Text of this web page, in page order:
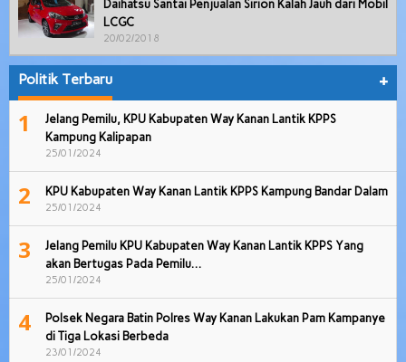
Daihatsu Santai Penjualan Sirion Kalah Jauh dari Mobil
LCGC
20/02/2018
Politik Terbaru +
1
Jelang Pemilu, KPU Kabupaten Way Kanan Lantik KPPS
Kampung Kalipapan
25/01/2024
2 KPU Kabupaten Way Kanan Lantik KPPS Kampung Bandar Dalam
25/01/2024
3
Jelang Pemilu KPU Kabupaten Way Kanan Lantik KPPS Yang
akan Bertugas Pada Pemilu…
25/01/2024
4
Polsek Negara Batin Polres Way Kanan Lakukan Pam Kampanye
di Tiga Lokasi Berbeda
23/01/2024